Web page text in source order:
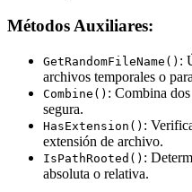
Métodos Auxiliares:
GetRandomFileName() :
archivos temporales o
Combine() : Combina
segura.
HasExtension() :
extensión de archivo.
IsPathRooted() :
absoluta o relativa.